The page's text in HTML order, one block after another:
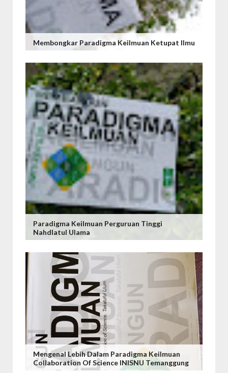
Membongkar Paradigma Keilmuan Ketupat Ilmu
Paradigma Keilmuan Perguruan Tinggi
Nahdlatul Ulama
Mengenal Lebih Dalam Paradigma Keilmuan
Collaboration Of Science INISNU Temanggung